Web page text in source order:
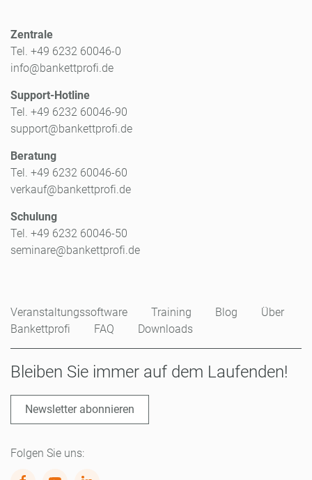
Zentrale
Tel. +49 6232 60046-0
info@bankettprofi.de
Support-Hotline
Tel. +49 6232 60046-90
support@bankettprofi.de
Beratung
Tel. +49 6232 60046-60
verkauf@bankettprofi.de
Schulung
Tel. +49 6232 60046-50
seminare@bankettprofi.de
Veranstaltungssoftware Training Blog
Über
Bankettprofi
FAQ Downloads
Bleiben Sie immer auf dem Laufenden!
Newsletter abonnieren
Folgen Sie uns: